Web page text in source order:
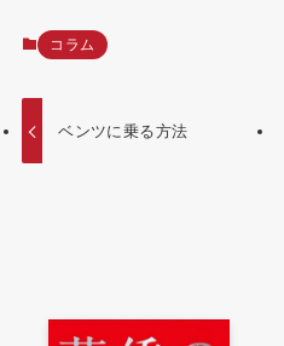
コラム
ベンツに乗る方法